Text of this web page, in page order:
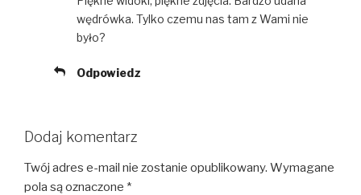
wędrówka. Tylko czemu nas tam z Wami nie
było?
Odpowiedz
Dodaj komentarz
Twój adres e-mail nie zostanie opublikowany. Wymagane
pola są oznaczone *